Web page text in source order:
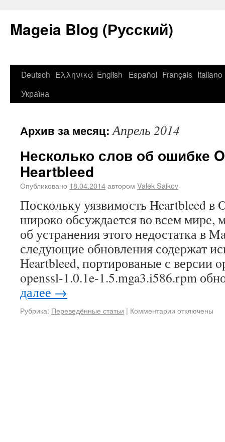
Mageia Blog (Русский)
Deutsch Ελληνικά English Español Français Italiano
Україна
Архив за месяц:Апрель 2014
Несколько слов об ошибке
Heartbleed
Опубликовано 18.04.2014автором Valek Saikov
Поскольку уязвимость Heartbleed в
широко обсуждается во всем
об устранения этого недостатка в
следующие обновления содержат
Heartbleed, портированые с версии
openssl-1.0.1e-1.5.mga3.i586.rpm
далее →
Рубрика: Переведённые статьи | Комментарии отключены